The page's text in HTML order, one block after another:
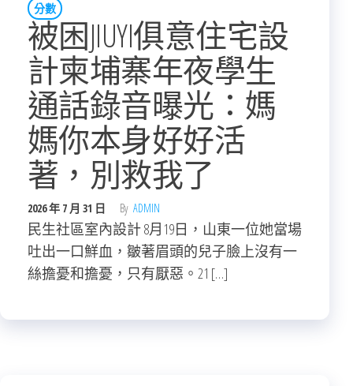
分數
被困JIUYI俱意住宅設
計柬埔寨年夜學生
通話錄音曝光：媽
媽你本身好好活
著，別救我了
2026 年 7 月 31 日 By ADMIN
民生社區室內設計 8月19日，山東一位她當場
吐出一口鮮血，皺著眉頭的兒子臉上沒有一
絲擔憂和擔憂，只有厭惡。21 […]